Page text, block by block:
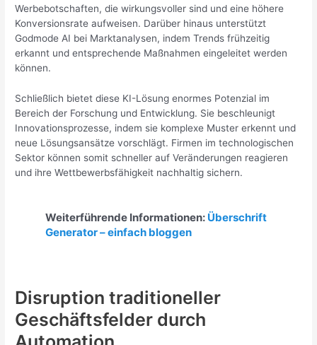
Werbebotschaften, die wirkungsvoller sind und eine höhere
Konversionsrate aufweisen. Darüber hinaus unterstützt
Godmode AI bei Marktanalysen, indem Trends frühzeitig
erkannt und entsprechende Maßnahmen eingeleitet werden
können.
Schließlich bietet diese KI-Lösung enormes Potenzial im
Bereich der Forschung und Entwicklung. Sie beschleunigt
Innovationsprozesse, indem sie komplexe Muster erkennt und
neue Lösungsansätze vorschlägt. Firmen im technologischen
Sektor können somit schneller auf Veränderungen reagieren
und ihre Wettbewerbsfähigkeit nachhaltig sichern.
Weiterführende Informationen: Überschrift
Generator – einfach bloggen
Disruption traditioneller
Geschäftsfelder durch